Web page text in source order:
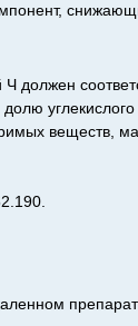
должен
углекислого
веществ,